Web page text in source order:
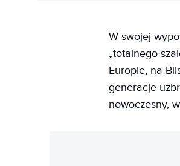
W swojej
„totalnego
Europie, na
generacje
nowoczesny,